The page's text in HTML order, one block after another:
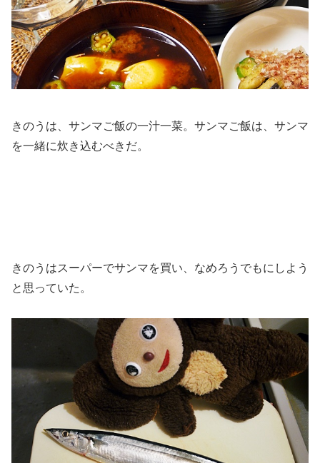
きのうは、サンマご飯の一汁一菜。サンマご飯は、サンマ
を一緒に炊き込むべきだ。
きのうはスーパーでサンマを買い、なめろうでもにしよう
と思っていた。